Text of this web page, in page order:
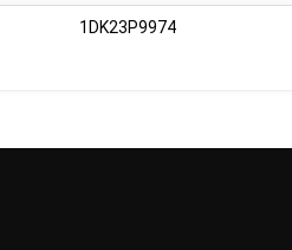
1DK23P9974